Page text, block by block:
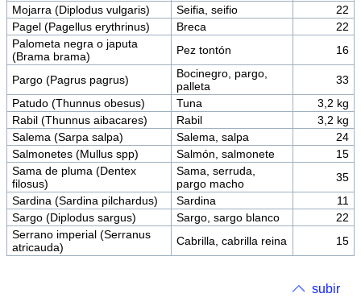
Mojarra (Diplodus vulgaris)
Seifia, seifio
22
Pagel (Pagellus erythrinus)
Breca
22
Palometa negra o japuta
(Brama brama)
Pez tontón 16
Pargo (Pagrus pagrus)
Bocinegro, pargo,
palleta
33
Patudo (Thunnus obesus)
Tuna
3,2 kg
Rabil (Thunnus aibacares)
Rabil
3,2 kg
Salema (Sarpa salpa)
Salema, salpa
24
Salmonetes (Mullus spp)
Salmón, salmonete
15
Sama de pluma (Dentex
filosus)
Sama, serruda,
pargo macho
35
Sardina (Sardina pilchardus)
Sardina
11
Sargo (Diplodus sargus)
Sargo, sargo blanco
22
Serrano imperial (Serranus
atricauda)
Cabrilla, cabrilla reina 15
subir